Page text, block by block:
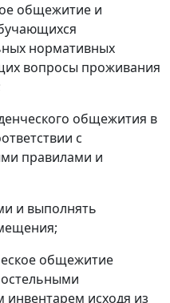
общежитие и
нормативных
вопросы проживания
общежития в
с
правилами и
и выполнять
общежитие
исходя из